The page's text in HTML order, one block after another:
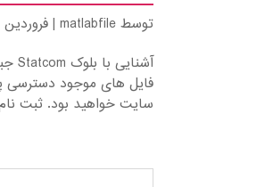
توسطmatlabfile
|فروردین 21, 1396
فایل های موجود دسترسی
سایت خواهید بود. ثبت